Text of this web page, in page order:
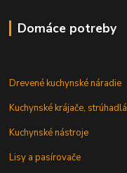
Domáce potreby
Drevené kuchynské náradie
Kuchynské krájače, strúhadlá
Kuchynské nástroje
Lisy a pasírovače